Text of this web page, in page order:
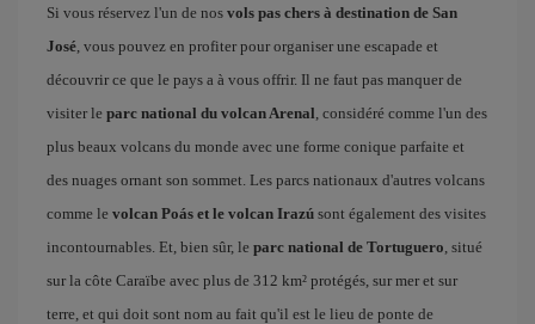
Si vous réservez l'un de nos vols pas chers à destination de San
José, vous pouvez en profiter pour organiser une escapade et
découvrir ce que le pays a à vous offrir. Il ne faut pas manquer de
visiter le parc national du volcan Arenal, considéré comme l'un des
plus beaux volcans du monde avec une forme conique parfaite et
des nuages ornant son sommet. Les parcs nationaux d'autres volcans
comme le volcan Poás et le volcan Irazú sont également des visites
incontournables. Et, bien sûr, le parc national de Tortuguero, situé
sur la côte Caraïbe avec plus de 312 km² protégés, sur mer et sur
terre, et qui doit sont nom au fait qu'il est le lieu de ponte de